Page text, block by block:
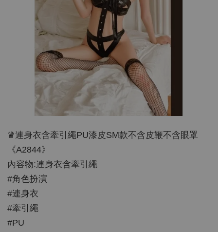
♛連身衣含牽引繩PU漆皮SM款不含皮鞭不含眼罩
《A2844》
內容物:連身衣含牽引繩
#角色扮演
#連身衣
#牽引繩
#PU